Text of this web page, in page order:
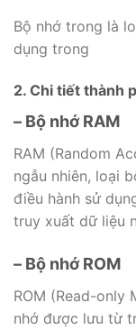
Bộ nhớ trong là
dụng trong
2. Chi tiết thành
– Bộ nhớ RAM
RAM (Random
ngẫu nhiên, loại
điều hành sử
truy xuất dữ liệu
– Bộ nhớ ROM
ROM (Read-only
nhớ được lưu từ